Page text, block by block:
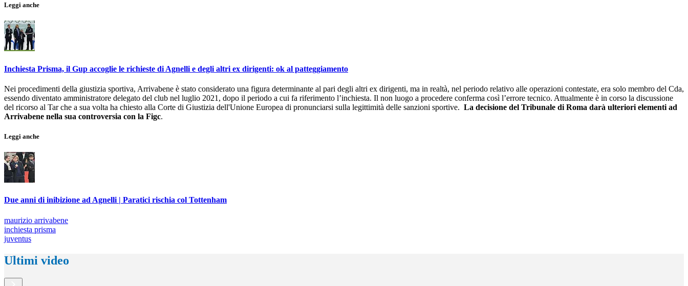
Leggi anche
Inchiesta Prisma, il Gup accoglie le richieste di Agnelli e degli altri ex dirigenti: ok al patteggiamento
Nei procedimenti della giustizia sportiva, Arrivabene è stato considerato una figura determinante al pari degli altri ex dirigenti, ma in realtà, nel periodo relativo alle operazioni contestate, era solo membro del Cda,
essendo diventato amministratore delegato del club nel luglio 2021, dopo il periodo a cui fa riferimento l’inchiesta. Il non luogo a procedere conferma così l’errore tecnico. Attualmente è in corso la discussione
del ricorso al Tar che a sua volta ha chiesto alla Corte di Giustizia dell'Unione Europea di pronunciarsi sulla legittimità delle sanzioni sportive. La decisione del Tribunale di Roma darà ulteriori elementi ad
Arrivabene nella sua controversia con la Figc.
Leggi anche
Due anni di inibizione ad Agnelli | Paratici rischia col Tottenham
maurizio arrivabene
inchiesta prisma
juventus
Ultimi video